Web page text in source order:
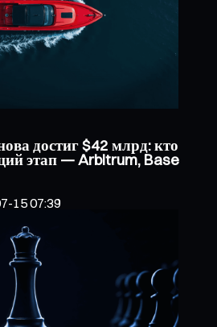
достиг $42 млрд: кто
этап — Arbitrum, Base
15 07:39